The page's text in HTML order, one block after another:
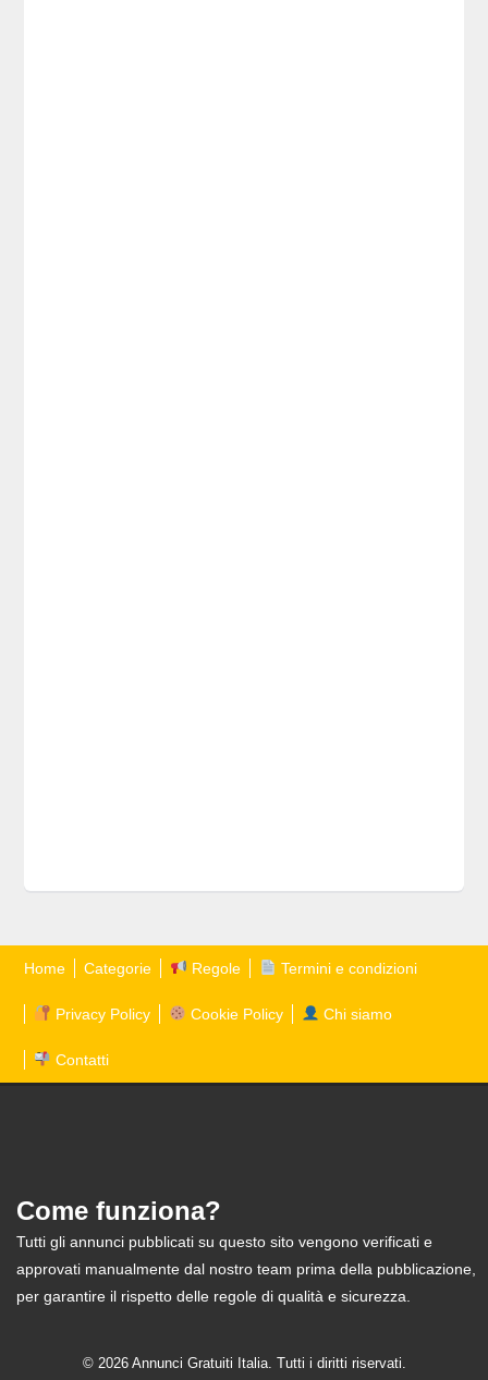
Home Categorie Regole Termini e condizioni
Privacy Policy Cookie Policy Chi siamo
Contatti
Come funziona?
Tutti gli annunci pubblicati su questo sito vengono verificati e
approvati manualmente dal nostro team prima della pubblicazione,
per garantire il rispetto delle regole di qualità e sicurezza.
© 2026 Annunci Gratuiti Italia. Tutti i diritti riservati.